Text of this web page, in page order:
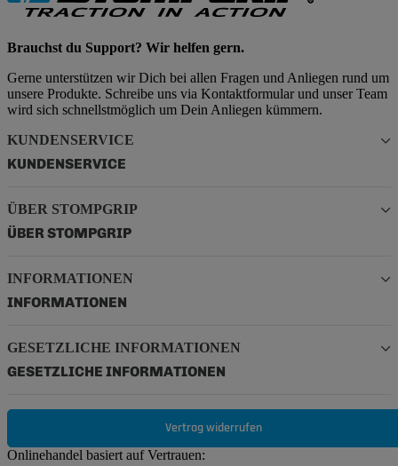
Brauchst du Support? Wir helfen gern.
Gerne unterstützen wir Dich bei allen Fragen und Anliegen rund um
unsere Produkte. Schreibe uns via Kontaktformular und unser Team
wird sich schnellstmöglich um Dein Anliegen kümmern.
KUNDENSERVICE
KUNDENSERVICE
ÜBER STOMPGRIP
ÜBER STOMPGRIP
INFORMATIONEN
INFORMATIONEN
GESETZLICHE INFORMATIONEN
GESETZLICHE INFORMATIONEN
Vertrag widerrufen
Onlinehandel basiert auf Vertrauen: